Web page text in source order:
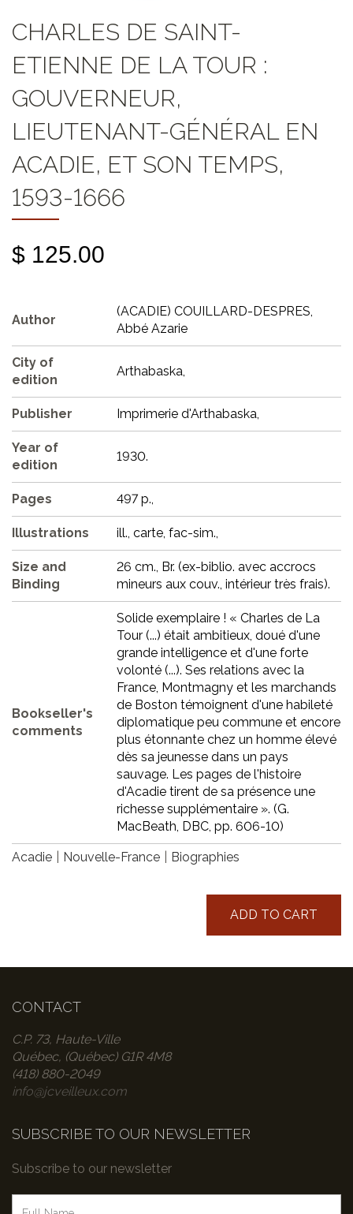
CHARLES DE SAINT-
ETIENNE DE LA TOUR :
GOUVERNEUR,
LIEUTENANT-GÉNÉRAL EN
ACADIE, ET SON TEMPS,
1593-1666
$ 125.00
Author
(ACADIE) COUILLARD-DESPRES,
Abbé Azarie
City of
edition
Arthabaska,
Publisher Imprimerie d'Arthabaska,
Year of
edition
1930.
Pages 497 p.,
Illustrations ill., carte, fac-sim.,
Size and
Binding
26 cm., Br. (ex-biblio. avec accrocs
mineurs aux couv., intérieur très frais).
Bookseller's
comments
Solide exemplaire ! « Charles de La
Tour (...) était ambitieux, doué d'une
grande intelligence et d'une forte
volonté (...). Ses relations avec la
France, Montmagny et les marchands
de Boston témoignent d'une habileté
diplomatique peu commune et encore
plus étonnante chez un homme élevé
dès sa jeunesse dans un pays
sauvage. Les pages de l'histoire
d'Acadie tirent de sa présence une
richesse supplémentaire ». (G.
MacBeath, DBC, pp. 606-10)
Acadie Nouvelle-France Biographies
ADD TO CART
CONTACT
C.P. 73, Haute-Ville
Québec, (Québec) G1R 4M8
(418) 880-2049
info@jcveilleux.com
SUBSCRIBE TO OUR NEWSLETTER
Subscribe to our newsletter